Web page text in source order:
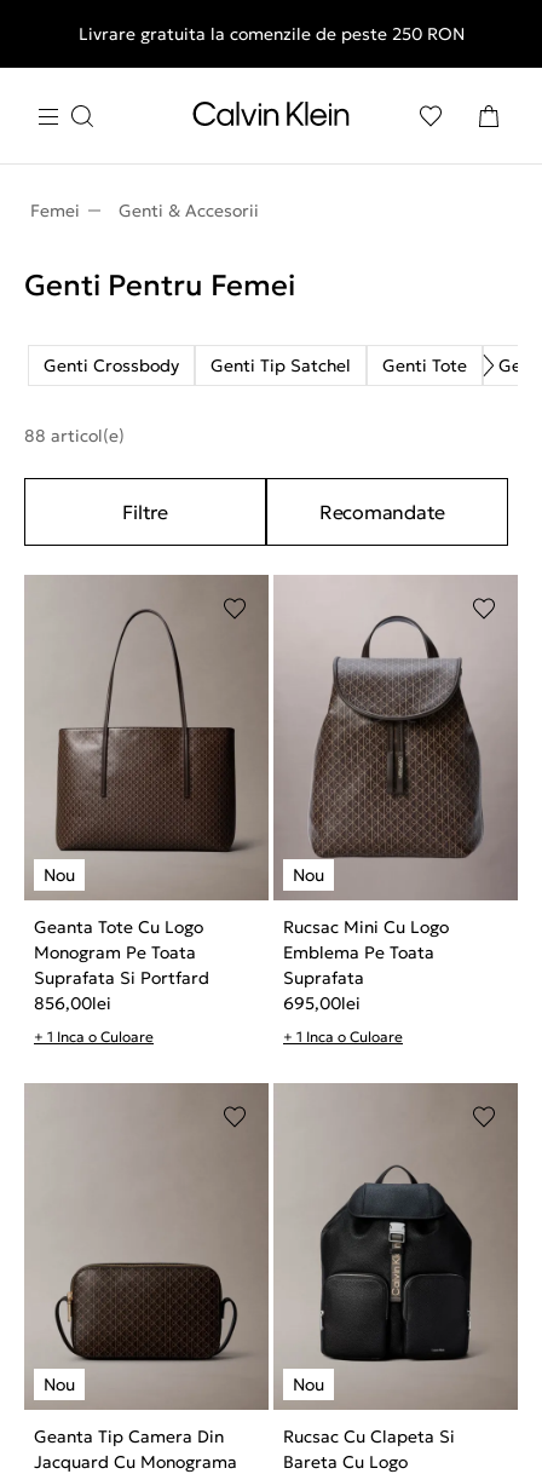
Livrare gratuita la comenzile de peste 250 RON
Femei Genti & Accesorii
Genti Pentru Femei
Genti Crossbody Genti Tip Satchel Genti Tote
88 articol(e)
Filtre Recomandate
Geanta Tote Cu Logo
Monogram Pe Toata
Suprafata Si Portfard
856,00lei
+ 1 Inca o Culoare
Rucsac Mini Cu Logo
Emblema Pe Toata
Suprafata
695,00lei
+ 1 Inca o Culoare
Geanta Tip Camera Din
Jacquard Cu Monograma
Rucsac Cu Clapeta Si
Bareta Cu Logo